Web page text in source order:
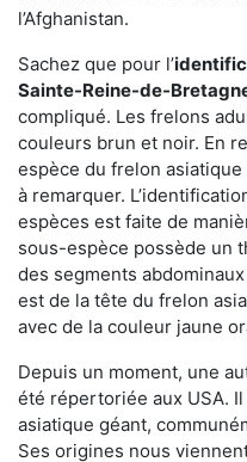
l’Afghanistan.
Sachez que pour l’
Sainte-Reine-de-
compliqué. Les frelons
couleurs brun et noir. En
espèce du frelon asiatique
à remarquer.
espèces est faite de
sous-espèce possède un
des segments
est de la tête du frelon
avec de la couleur jaune
Depuis un moment, une
été répertoriée aux USA.
asiatique géant,
Ses origines nous